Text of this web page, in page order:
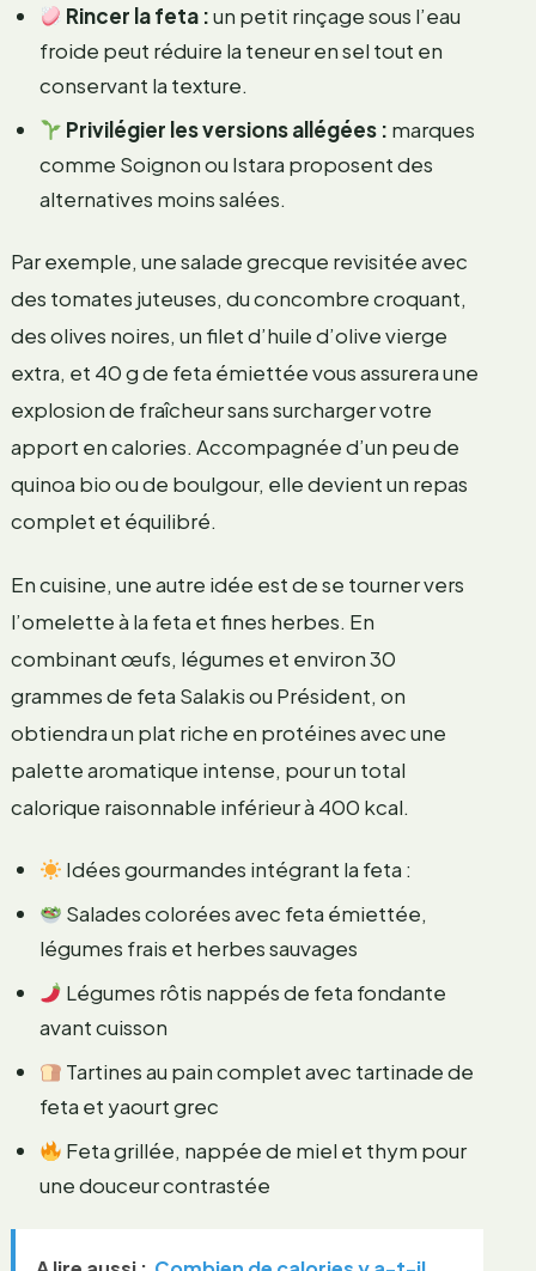
Rincer la feta :un petit rinçage sous l’eau
froide peut réduire la teneur en sel tout en
conservant la texture.
Privilégier les versions allégées : marques
comme Soignon ou Istara proposent des
alternatives moins salées.
Par exemple, une salade grecque revisitée avec
des tomates juteuses, du concombre croquant,
des olives noires, un filet d’huile d’olive vierge
extra, et 40 g de feta émiettée vous assurera une
explosion de fraîcheur sans surcharger votre
apport en calories. Accompagnée d’un peu de
quinoa bio ou de boulgour, elle devient un repas
complet et équilibré.
En cuisine, une autre idée est de se tourner vers
l’omelette à la feta et fines herbes. En
combinant œufs, légumes et environ 30
grammes de feta Salakis ou Président, on
obtiendra un plat riche en protéines avec une
palette aromatique intense, pour un total
calorique raisonnable inférieur à 400 kcal.
Idées gourmandes intégrant la feta :
Salades colorées avec feta émiettée,
légumes frais et herbes sauvages
Légumes rôtis nappés de feta fondante
avant cuisson
Tartines au pain complet avec tartinade de
feta et yaourt grec
Feta grillée, nappée de miel et thym pour
une douceur contrastée